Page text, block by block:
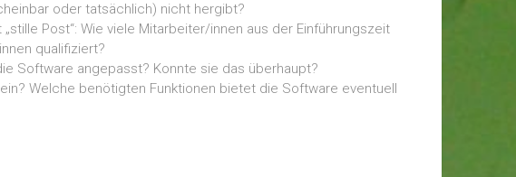
oder tatsächlich) nicht hergibt?
Post“: Wie viele Mitarbeiter/innen aus der Einführungszeit
qualifiziert?
Software angepasst? Konnte sie das überhaupt?
Welche benötigten Funktionen bietet die Software eventuell